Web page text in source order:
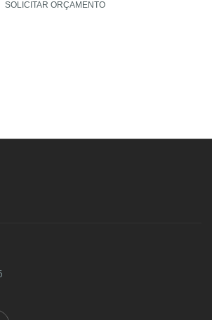
SOLICITAR ORÇAMENTO